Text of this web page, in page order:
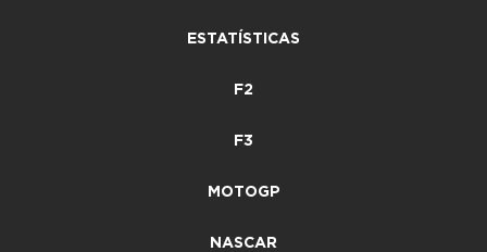
ESTATÍSTICAS
F2
F3
MOTOGP
NASCAR